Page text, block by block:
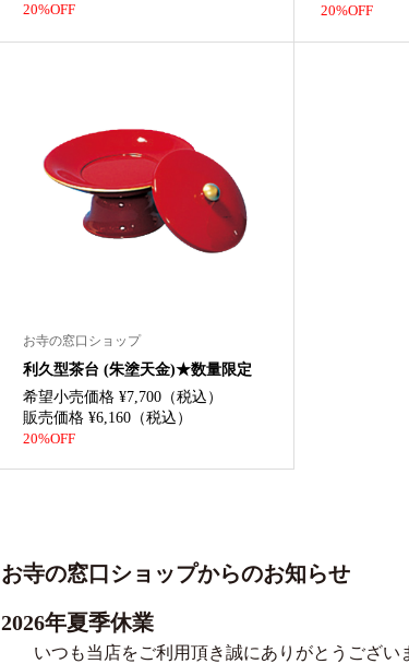
20%OFF 20%OFF
お寺の窓口ショップ
利久型茶台 (朱塗天金)★数量限定
希望小売価格 ¥7,700（税込）
販売価格 ¥6,160（税込）
20%OFF
お寺の窓口ショップからのお知らせ
2026年夏季休業
いつも当店をご利用頂き誠にありがとうござい